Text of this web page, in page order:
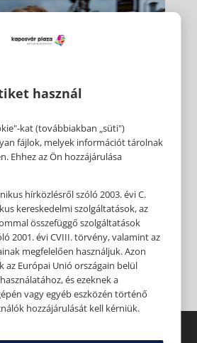
használ
kat (továbbiakban „süti")
fájlok, melyek információt tárolnak
Ehhez az Ön hozzájárulása
hírközlésről szóló 2003. évi C.
kereskedelmi szolgáltatások, az
összefüggő szolgáltatások
2001. évi CVIII. törvény, valamint az
megfelelően használjuk. Azon
az Európai Unió országain belül
és ezeknek a
vagy egyéb eszközén történő
hozzájárulását kell kérniük.